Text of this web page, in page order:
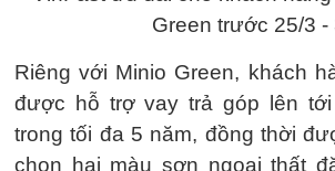
Riêng với Minio Green, khách
được hỗ trợ vay trả góp lên
trong tối đa 5 năm, đồng thời
chọn hai màu sơn ngoại thất